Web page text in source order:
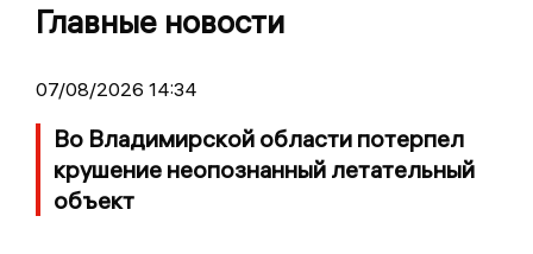
Главные новости
07/08/2026 14:34
Во Владимирской области потерпел
крушение неопознанный летательный
объект